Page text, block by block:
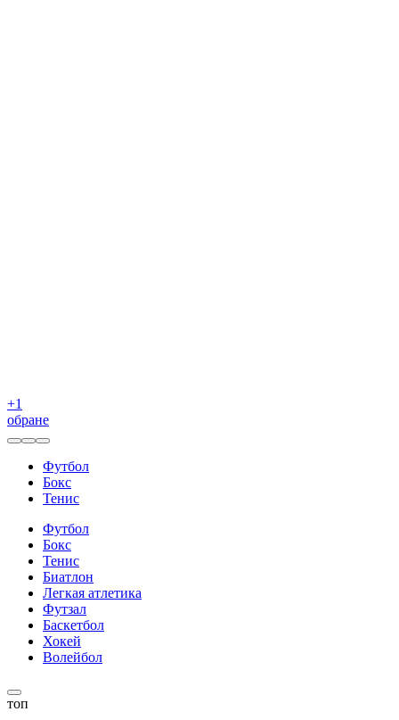
+1
обране
Футбол
Бокс
Тенис
Футбол
Бокс
Тенис
Биатлон
Легкая атлетика
Футзал
Баскетбол
Хокей
Волейбол
топ